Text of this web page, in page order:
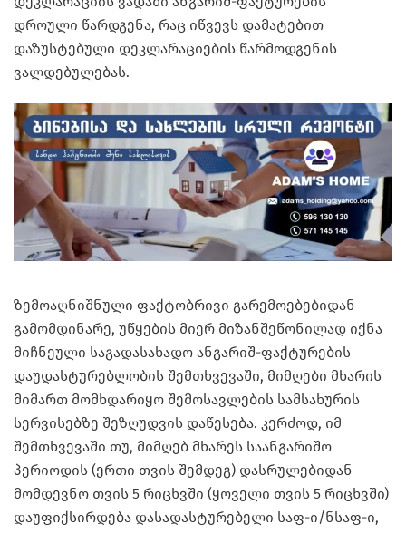
დროული წარდგენა, რაც იწვევს დამატებით
დაზუსტებული დეკლარაციების წარმოდგენის
ვალდებულებას.
ზემოაღნიშნული ფაქტობრივი გარემოებებიდან
გამომდინარე, უწყების მიერ მიზანშეწონილად იქნა
მიჩნეული საგადასახადო ანგარიშ-ფაქტურების
დაუდასტურებლობის შემთხვევაში, მიმღები მხარის
მიმართ მომხდარიყო შემოსავლების სამსახურის
სერვისებზე შეზღუდვის დაწესება. კერძოდ, იმ
შემთხვევაში თუ, მიმღებ მხარეს საანგარიშო
პერიოდის (ერთი თვის შემდეგ) დასრულებიდან
მომდევნო თვის 5 რიცხვში (ყოველი თვის 5 რიცხვში)
დაუფიქსირდება დასადასტურებელი საფ-ი/ნსაფ-ი,